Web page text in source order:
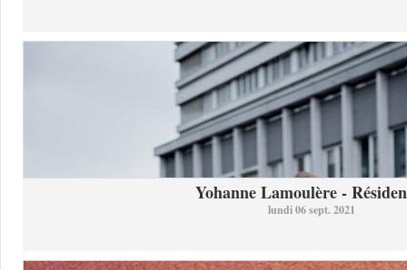
Yohanne Lamoulère -
lundi 06 sept. 2021